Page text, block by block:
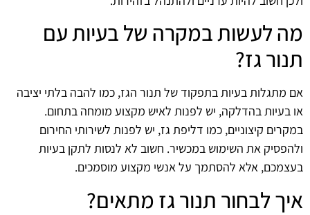
מה לעשות במקרה של בעיות עם
תנור גז?
אם מתגלות בעיות בתפקוד של תנור הגז, כמו להבה בלתי יציבה
או בעיות בהדלקה, יש לפנות לאיש מקצוע מומחה בתחום.
במקרים קיצוניים, כמו דליפת גז, יש לפנות לשירותי החירום
ולהפסיק את השימוש במכשיר. חשוב לא לנסות לתקן בעיות
בעצמכם, אלא להסתמך על אנשי מקצוע מוסמכים.
איך לבחור תנור גז מתאים?